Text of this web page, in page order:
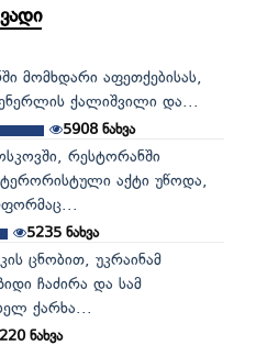
მომხდარი აფეთქებისას,
ქალიშვილი და...
5908 ნახვა
რესტორანში
აქტი უწოდა,
5235ნახვა
ცნობით, უკრაინამ
ჩაძირა და სამ
ქარხა...
ნახვა